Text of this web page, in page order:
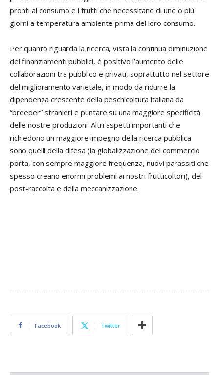
pronti al consumo e i frutti che necessitano di uno o più
giorni a temperatura ambiente prima del loro consumo.
Per quanto riguarda la ricerca, vista la continua diminuzione
dei finanziamenti pubblici, è positivo l’aumento delle
collaborazioni tra pubblico e privati, soprattutto nel settore
del miglioramento varietale, in modo da ridurre la
dipendenza crescente della peschicoltura italiana da
“breeder” stranieri e puntare su una maggiore specificità
delle nostre produzioni. Altri aspetti importanti che
richiedono un maggiore impegno della ricerca pubblica
sono quelli della difesa (la globalizzazione del commercio
porta, con sempre maggiore frequenza, nuovi parassiti che
spesso creano enormi problemi ai nostri frutticoltori), del
post-raccolta e della meccanizzazione.
Facebook Twitter